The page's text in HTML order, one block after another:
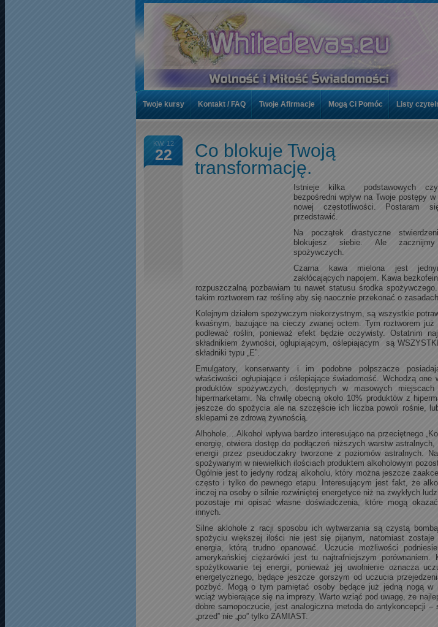
KW. 12
22
Co blokuje Twoją
transformację.
Istnieje kilka podstawowych
bezpośredni wpływ na Twoje postępy
nowej częstotliwości. Postaram
przedstawić.
Na początek drastyczne
blokujesz siebie. Ale
spożywczych.
Czarna kawa mielona jest
zakłócających napojem. Kawa
rozpuszczalną pozbawiam tu nawet statusu środka
takim roztworem raz roślinę aby się naocznie przekonać o
Kolejnym działem spożywczym niekorzystnym, są wszystkie
kwaśnym, bazujące na cieczy zwanej octem. Tym roztworem już
podlewać roślin, ponieważ efekt będzie oczywisty. Ostatnim
składnikiem żywności, ogłupiającym, oślepiającym są
składniki typu „E”.
Emulgatory, konserwanty i im podobne polpszacze
właściwości ogłupiające i oślepiające świadomość. Wchodzą one
produktów spożywczych, dostępnych w masowych miejscach
hipermarketami. Na chwilę obecną około 10% produktów z
jeszcze do spożycia ale na szczęście ich liczba powoli rośnie,
sklepami ze zdrową żywnością.
Alhohole….Alkohol wpływa bardzo interesująco na przeciętnego
energię, otwiera dostęp do podłączeń niższych warstw
energii przez pseudoczakry tworzone z poziomów astralnych.
spożywanym w niewielkich ilościach produktem alkoholowym
Ogólnie jest to jedyny rodzaj alkoholu, który można jeszcze
często i tylko do pewnego etapu. Interesującym jest fakt, że
inczej na osoby o silnie rozwiniętej energetyce niż na zwykłych
pozostaje mi opisać własne doświadczenia, które mogą
innych.
Silne aklohole z racji sposobu ich wytwarzania są czystą
spożyciu większej ilości nie jest się pijanym, natomiast zostaje
energia, którą trudno opanować. Uczucie możliwości
amerykańskiej ciężarówki jest tu najtrafniejszym porównaniem.
spożytkowanie tej energii, ponieważ jej uwolnienie oznacza
energetycznego, będące jeszcze gorszym od uczucia
pozbyć. Mogą o tym pamiętać osoby będące już jedną nogą w
wciąż wybierające się na imprezy. Warto wziąć pod uwagę, że
dobre samopoczucie, jest analogiczna metoda do antykoncepcji –
„przed” nie „po” tylko ZAMIAST.
Twoje kursy Kontakt / FAQ Twoje Afirmacje Mogą Ci Pomóc Listy
Listy czytelników Przekaż Darowiznę